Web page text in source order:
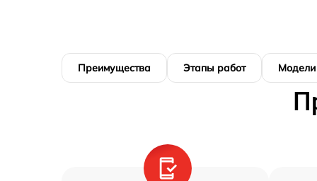
Преимущества Этапы работ Модели